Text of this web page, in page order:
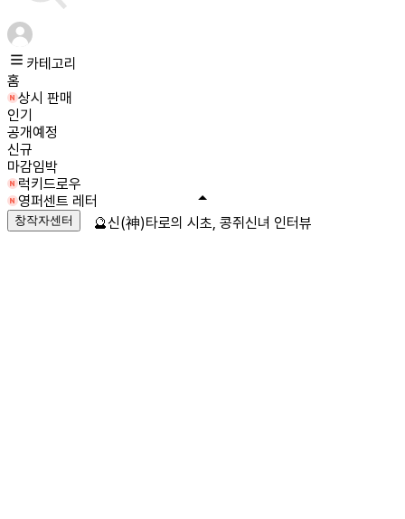
카테고리
홈
상시 판매
인기
공개예정
신규
마감임박
럭키드로우
영퍼센트 레터
창작자센터 🔮신(神)타로의 시초, 콩쥐신녀 인터뷰